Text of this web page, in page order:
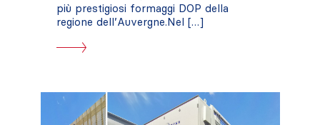
più prestigiosi formaggi DOP della
regione dell’Auvergne.Nel […]